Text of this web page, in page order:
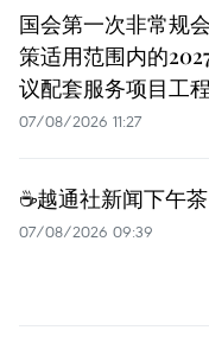
国会第一次非常规
策适用范围内的
议配套服务项目工
07/08/2026 11:27
☕️越通社新闻下午茶
07/08/2026 09:39